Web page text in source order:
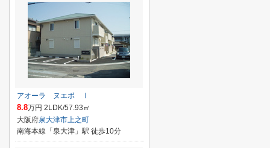
アオーラ ヌエボ Ⅰ
8.8万円 2LDK/57.93㎡
大阪府泉大津市上之町
南海本線「泉大津」駅 徒歩10分